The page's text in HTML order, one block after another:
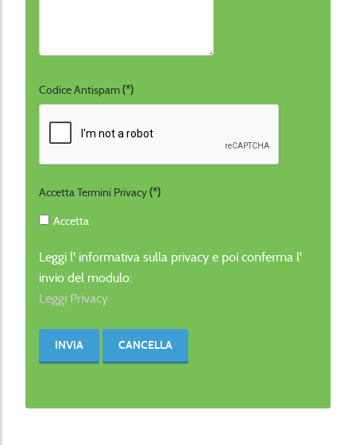
Codice Antispam(*)
Accetta Termini Privacy(*)
Accetta
Leggi l' informativa sulla privacy e poi conferma l'
invio del modulo:
Leggi Privacy
INVIA CANCELLA